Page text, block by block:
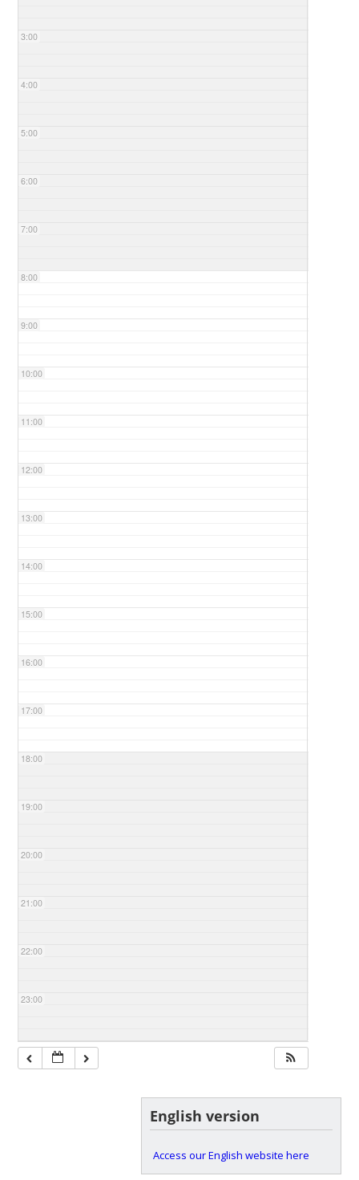
3:00
4:00
5:00
6:00
7:00
8:00
9:00
10:00
11:00
12:00
13:00
14:00
15:00
16:00
17:00
18:00
19:00
20:00
21:00
22:00
23:00
English version
Access our English website here